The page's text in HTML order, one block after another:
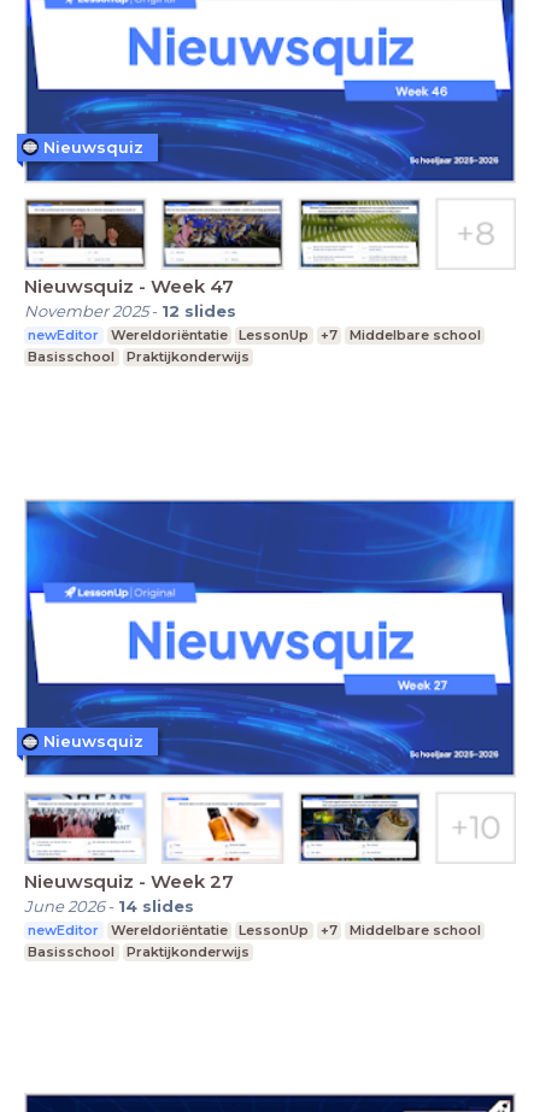
Nieuwsquiz - Week 47
November 2025- 12 slides
newEditor Wereldoriëntatie LessonUp +7
Middelbare school
Basisschool
Praktijkonderwijs
Nieuwsquiz
Nieuwsquiz - Week 27
June 2026- 14 slides
newEditor Wereldoriëntatie LessonUp +7
Middelbare school
Basisschool
Praktijkonderwijs
Nieuwsquiz